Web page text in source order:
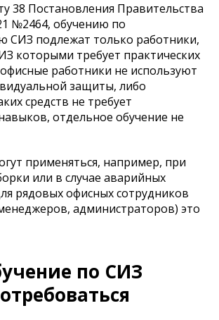
38 Постановления Правительства
№2464, обучению по
СИЗ подлежат только работники,
которыми требует практических
работники не используют
защиты, либо
средств не требует
отдельное обучение не
применяться, например, при
или в случае аварийных
рядовых офисных сотрудников
администраторов) это
по СИЗ